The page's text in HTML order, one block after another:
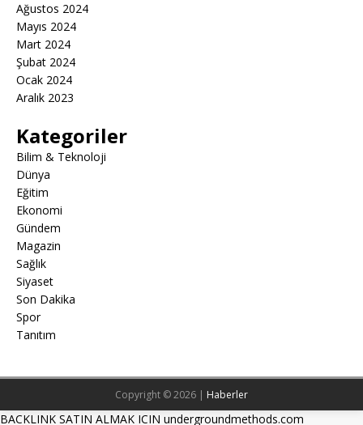
Ağustos 2024
Mayıs 2024
Mart 2024
Şubat 2024
Ocak 2024
Aralık 2023
Kategoriler
Bilim & Teknoloji
Dünya
Eğitim
Ekonomi
Gündem
Magazin
Sağlık
Siyaset
Son Dakika
Spor
Tanıtım
Copyright © 2026 | Haberler
BACKLINK SATIN ALMAK ICIN undergroundmethods.com